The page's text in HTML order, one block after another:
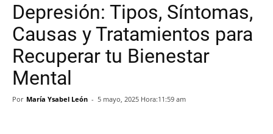
Depresión: Tipos, Síntomas,
Causas y Tratamientos para
Recuperar tu Bienestar
Mental
Por María Ysabel León - 5 mayo, 2025 Hora:11:59 am